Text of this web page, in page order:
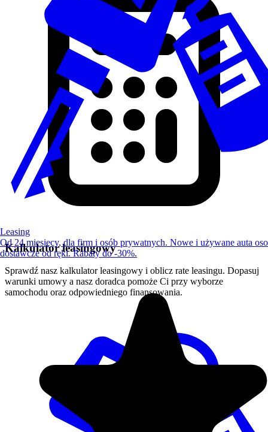
Kalkulator leasingowy
Sprawdź nasz kalkulator leasingowy i oblicz rate leasingu. Dopasuj
warunki umowy a nasz doradca pomoże Ci przy wyborze
samochodu oraz odpowiedniego finansowania.
Leasing
Od 24 miesięcy, dla firm i osób prywatnych. Nowe i używane auta
dostawcze od ręki. Rabaty do -30%.